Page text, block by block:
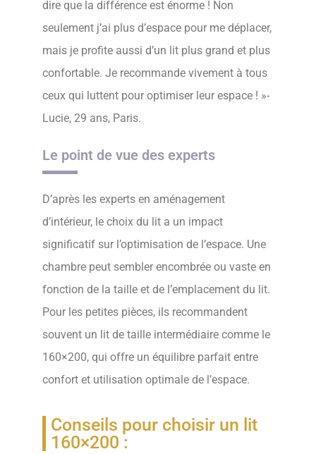
dire que la différence est énorme ! Non
seulement j’ai plus d’espace pour me déplacer,
mais je profite aussi d’un lit plus grand et plus
confortable. Je recommande vivement à tous
ceux qui luttent pour optimiser leur espace ! »-
Lucie, 29 ans, Paris.
Le point de vue des experts
D’après les experts en aménagement
d’intérieur, le choix du lit a un impact
significatif sur l’optimisation de l’espace. Une
chambre peut sembler encombrée ou vaste en
fonction de la taille et de l’emplacement du lit.
Pour les petites pièces, ils recommandent
souvent un lit de taille intermédiaire comme le
160×200, qui offre un équilibre parfait entre
confort et utilisation optimale de l’espace.
Conseils pour choisir un lit
160×200 :